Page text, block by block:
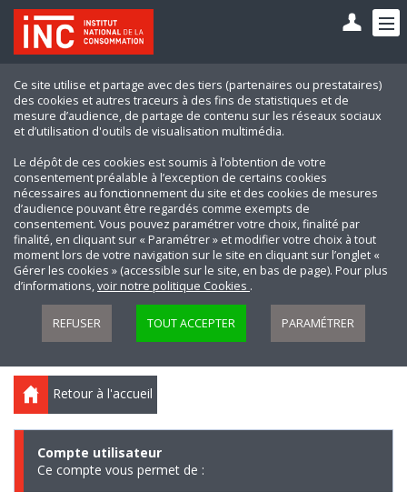
Ce site utilise et partage avec des tiers (partenaires ou prestataires)
des cookies et autres traceurs à des fins de statistiques et de
mesure d’audience, de partage de contenu sur les réseaux sociaux
et d’utilisation d'outils de visualisation multimédia.
Le dépôt de ces cookies est soumis à l’obtention de votre
consentement préalable à l’exception de certains cookies
nécessaires au fonctionnement du site et des cookies de mesures
d’audience pouvant être regardés comme exempts de
consentement. Vous pouvez paramétrer votre choix, finalité par
finalité, en cliquant sur « Paramétrer » et modifier votre choix à tout
moment lors de votre navigation sur le site en cliquant sur l’onglet «
Gérer les cookies » (accessible sur le site, en bas de page). Pour plus
d’informations,voir notre politique Cookies .
REFUSER TOUT ACCEPTER PARAMÉTRER
Retour à l'accueil
Compte utilisateur
Ce compte vous permet de :